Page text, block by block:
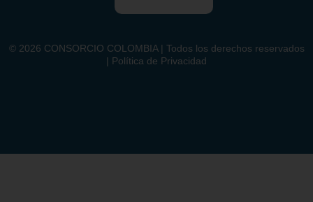
© 2026 CONSORCIO COLOMBIA | Todos los derechos reservados
| Política de Privacidad